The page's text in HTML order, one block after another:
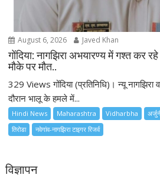
August 6, 2026 Javed Khan
गोंदिया: नागझिरा अभयारण्य में गश्त कर
मौके पर मौत..
329 Views गोंदिया (प्रतिनिधि)। न्यू
दौरान भालू के हमले में...
Hindi News Maharashtra Vidharbha
तिरोडा
नवेगांव-नागझिरा टाइगर रिजर्व
विज्ञापन